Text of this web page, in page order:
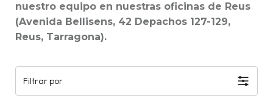
nuestro equipo en nuestras oficinas de Reus
(Avenida Bellisens, 42 Depachos 127-129,
Reus, Tarragona).
Filtrar por